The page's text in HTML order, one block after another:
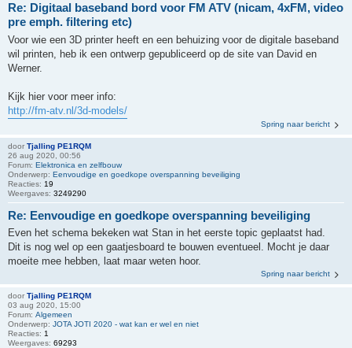
Re: Digitaal baseband bord voor FM ATV (nicam, 4xFM, video
pre emph. filtering etc)
Voor wie een 3D printer heeft en een behuizing voor de digitale baseband
wil printen, heb ik een ontwerp gepubliceerd op de site van David en
Werner.
Kijk hier voor meer info:
http://fm-atv.nl/3d-models/
Spring naar bericht
door Tjalling PE1RQM
26 aug 2020, 00:56
Forum: Elektronica en zelfbouw
Onderwerp: Eenvoudige en goedkope overspanning beveiliging
Reacties: 19
Weergaves: 3249290
Re: Eenvoudige en goedkope overspanning beveiliging
Even het schema bekeken wat Stan in het eerste topic geplaatst had.
Dit is nog wel op een gaatjesboard te bouwen eventueel. Mocht je daar
moeite mee hebben, laat maar weten hoor.
Spring naar bericht
door Tjalling PE1RQM
03 aug 2020, 15:00
Forum: Algemeen
Onderwerp: JOTA JOTI 2020 - wat kan er wel en niet
Reacties: 1
Weergaves: 69293